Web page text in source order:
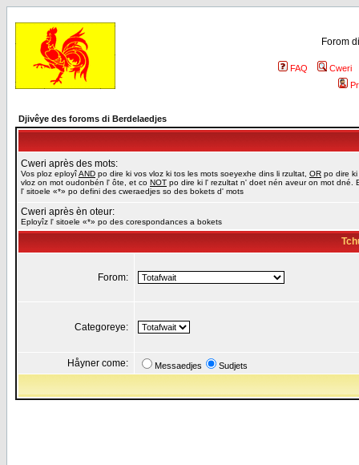
Forom
FAQ
Cweri
Djivêye des foroms di Berdelaedjes
Cweri après des mots:
Vos ploz eployîAND po dire ki vos vloz ki tos les mots soeyexhe dins li rzultat, OR po dire ki
vloz on mot oudonbén l' ôte, et co NOT po dire ki l' rezultat n' doet nén aveur on mot dné.
l' sitoele «*» po defini des cweraedjes so des bokets d' mots
Cweri après èn oteur:
Eployîz l' sitoele «*» po des corespondances a bokets
Forom:
Categoreye:
Håyner come: Messaedjes Sudjets